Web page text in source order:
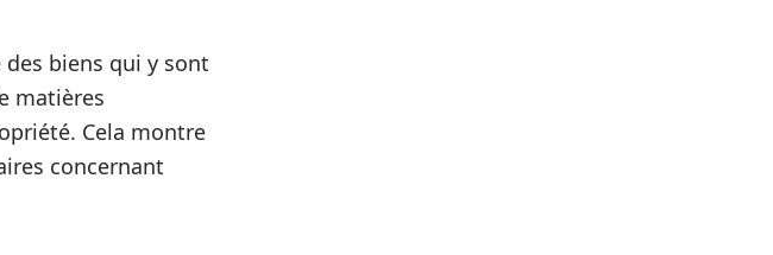
des biens qui y sont
matières
Cela montre
concernant